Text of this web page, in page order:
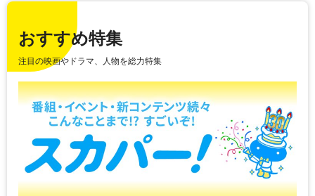
おすすめ特集
注目の映画やドラマ、人物を総力特集